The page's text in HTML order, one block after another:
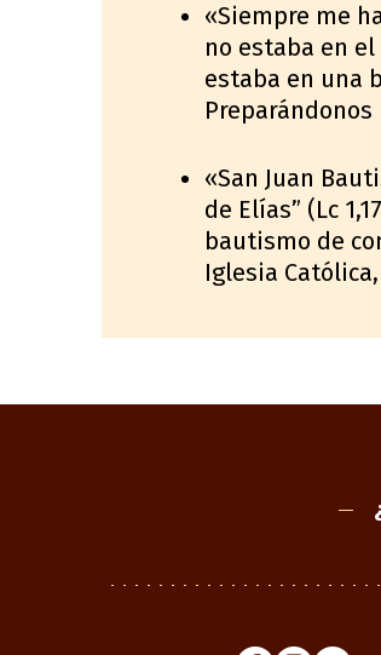
«Siempre me
no estaba en
estaba en una
«San Juan
de Elías” (Lc
bautismo de
Iglesia Católica,